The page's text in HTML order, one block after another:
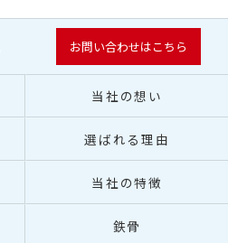
お問い合わせはこちら
当社の想い
選ばれる理由
当社の特徴
鉄骨